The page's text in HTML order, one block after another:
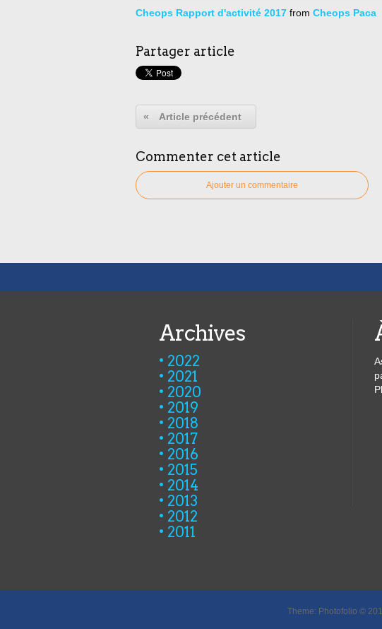
Cheops Rapport d'activité 2017 from Cheops Paca
Partager article
« Article précédent
Commenter cet article
Ajouter un commentaire
Archives
2022
2021
2020
2019
2018
2017
2016
2015
2014
2013
2012
2011
Theme: Photofolio ©